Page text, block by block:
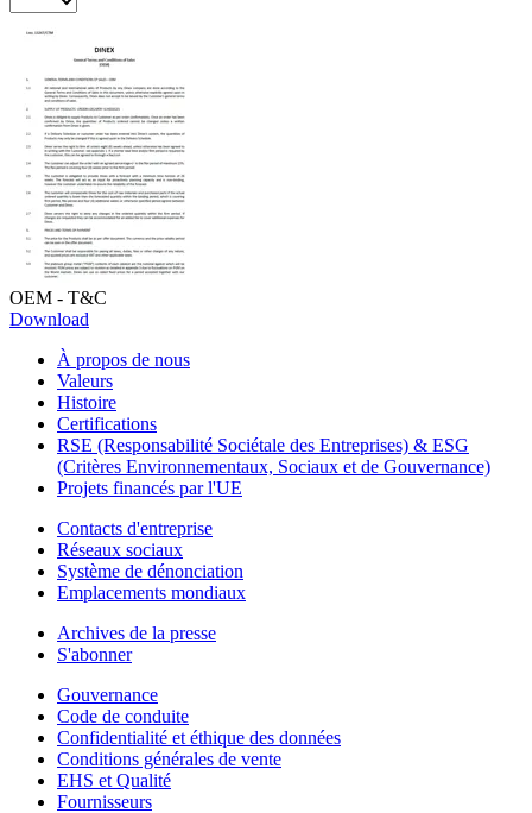
OEM - T&C
Download
À propos de nous
Valeurs
Histoire
Certifications
RSE (Responsabilité Sociétale des Entreprises) & ESG
(Critères Environnementaux, Sociaux et de Gouvernance)
Projets financés par l'UE
Contacts d'entreprise
Réseaux sociaux
Système de dénonciation
Emplacements mondiaux
Archives de la presse
S'abonner
Gouvernance
Code de conduite
Confidentialité et éthique des données
Conditions générales de vente
EHS et Qualité
Fournisseurs